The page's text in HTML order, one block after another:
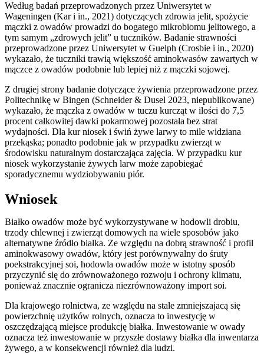
Według badań przeprowadzonych przez Uniwersytet w
Wageningen (Kar i in., 2021) dotyczących zdrowia jelit, spożycie
mączki z owadów prowadzi do bogatego mikrobiomu jelitowego, a
tym samym „zdrowych jelit” u tuczników. Badanie strawności
przeprowadzone przez Uniwersytet w Guelph (Crosbie i in., 2020)
wykazało, że tuczniki trawią większość aminokwasów zawartych w
mączce z owadów podobnie lub lepiej niż z mączki sojowej.
Z drugiej strony badanie dotyczące żywienia przeprowadzone przez
Politechnikę w Bingen (Schneider & Dusel 2023, niepublikowane)
wykazało, że mączka z owadów w tuczu kurcząt w ilości do 7,5
procent całkowitej dawki pokarmowej pozostała bez strat
wydajności. Dla kur niosek i świń żywe larwy to mile widziana
przekąska; ponadto podobnie jak w przypadku zwierząt w
środowisku naturalnym dostarczająca zajęcia. W przypadku kur
niosek wykorzystanie żywych larw może zapobiegać
sporadycznemu wydziobywaniu piór.
Wniosek
Białko owadów może być wykorzystywane w hodowli drobiu,
trzody chlewnej i zwierząt domowych na wiele sposobów jako
alternatywne źródło białka. Ze względu na dobrą strawność i profil
aminokwasowy owadów, który jest porównywalny do śruty
poekstrakcyjnej soi, hodowla owadów może w istotny sposób
przyczynić się do zrównoważonego rozwoju i ochrony klimatu,
ponieważ znacznie ogranicza niezrównoważony import soi.
Dla krajowego rolnictwa, ze względu na stale zmniejszajacą się
powierzchnię użytków rolnych, oznacza to inwestycję w
oszczędzającą miejsce produkcję białka. Inwestowanie w owady
oznacza też inwestowanie w przyszłe dostawy białka dla inwentarza
żywego, a w konsekwencji również dla ludzi.